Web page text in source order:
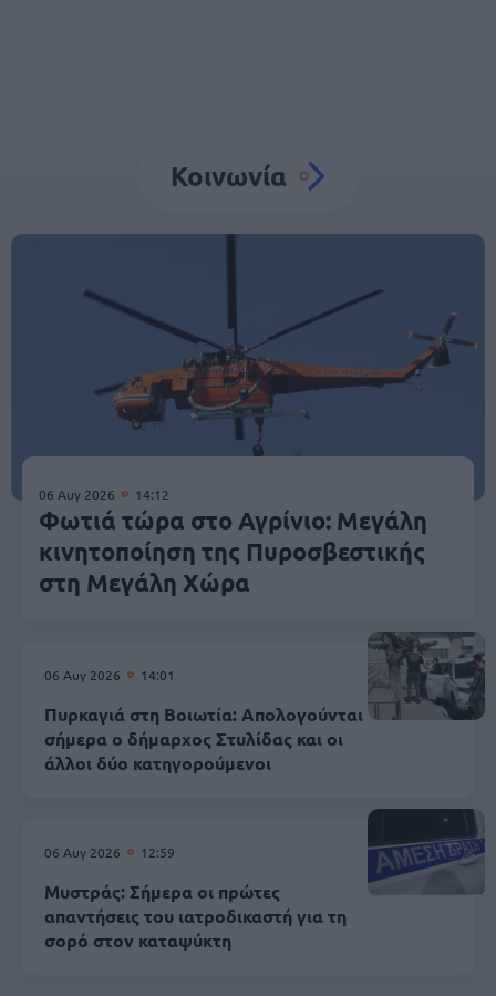
Κοινωνία
06 Αυγ 2026 14:12
Φωτιά τώρα στο Αγρίνιο: Μεγάλη
κινητοποίηση της Πυροσβεστικής
στη Μεγάλη Χώρα
06 Αυγ 2026 14:01
Πυρκαγιά στη Βοιωτία: Απολογούνται
σήμερα ο δήμαρχος Στυλίδας και οι
άλλοι δύο κατηγορούμενοι
06 Αυγ 2026 12:59
Μυστράς: Σήμερα οι πρώτες
απαντήσεις του ιατροδικαστή για τη
σορό στον καταψύκτη